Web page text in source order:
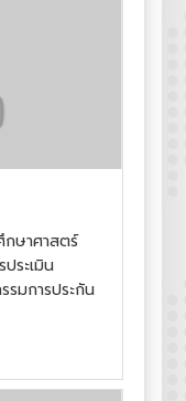
กษาศาสตร์
ระเมิน
มการประกัน